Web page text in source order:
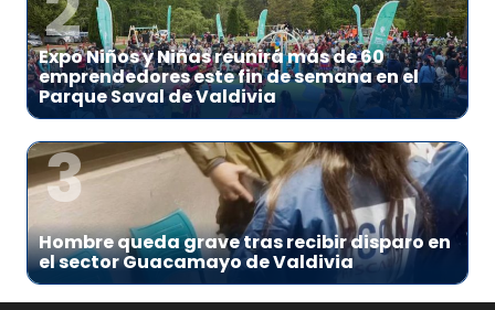
Expo Niños y Niñas reunirá más de 60
emprendedores este fin de semana en el
Parque Saval de Valdivia
3
Hombre queda grave tras recibir disparo en
el sector Guacamayo de Valdivia